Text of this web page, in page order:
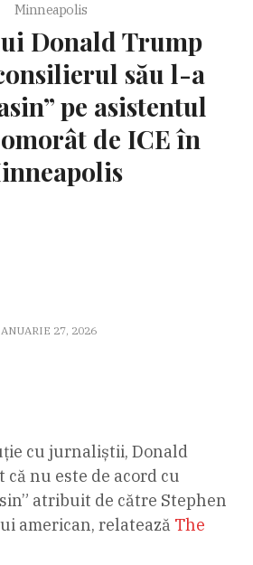
Minneapolis
Donald Trump
său l-a
pe asistentul
de ICE în
27, 2026
cu jurnaliștii, Donald
nu este de acord cu
atribuit de către Stephen
american, relatează The